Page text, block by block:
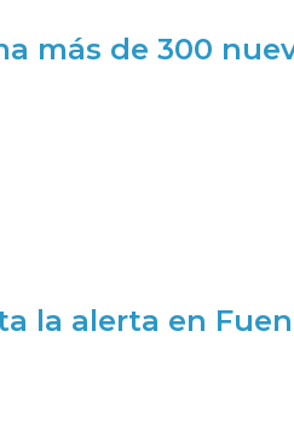
más de 300
la alerta en